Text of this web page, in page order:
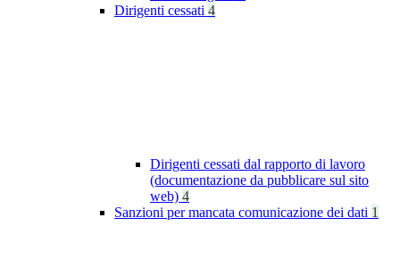
Dirigenti cessati 4
Dirigenti cessati dal rapporto di lavoro
(documentazione da pubblicare sul sito
web) 4
Sanzioni per mancata comunicazione dei dati 1